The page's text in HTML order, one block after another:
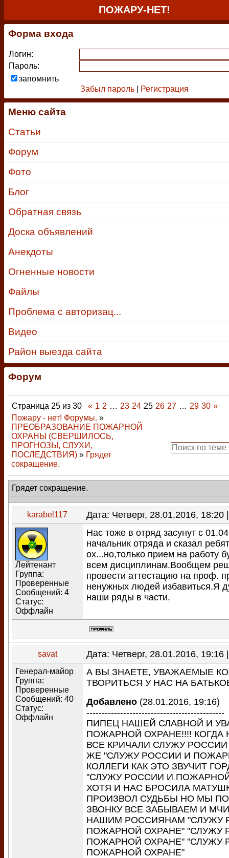
ПОЖАРУ-НЕТ!
Форма входа
Логин:
Пароль:
запомнить
Забыл пароль
Регистрация
Меню сайта
Статьи
Форум
Фото
Блог
Обратная связь
Доска объявлений
Анекдоты
Огненные новости
Файлы
Проблема с авторизац...
Видео
Район выезда сайта
Форум
Страница 25 из 30 « 1 2 … 23 24 25 26 27 … 29 30 »
Пожару - нет! Форумы. »
ПРЕОБРАЗОВАНИЕ ПОЖАРНОЙ
ОХРАНЫ (СВЕРШИЛОСЬ,
ПРОГНОЗЫ, СЛУХИ,
ПОСЛЕДСТВИЯ) » Грядет
сокращение.
Грядет сокращение.
karabel117 Дата: Четверг, 28.01.2016,
Лейтенант
Группа:
Проверенные
Сообщений: 4
Статус:
Оффлайн
Нас тоже в отряд засунут с
начальник отряда и сказал
ох...но,только прием на работу
всем дисциплинам.Вообщем
провести аттестацию на проф.
ненужных людей избавиться.Я
наши ряды в части.
savat Дата: Четверг, 28.01.2016,
Генерал-майор
Группа:
Проверенные
Сообщений: 40
Статус:
Оффлайн
А ВЫ ЗНАЕТЕ, УВАЖАЕМЫЕ
ТВОРИТЬСЯ У НАС НА
Добавлено (28.01.2016, 19:16)
---------------------------------------------
ПИПЕЦ НАШЕЙ СЛАВНОЙ И
ПОЖАРНОЙ ОХРАНЕ!!!! КОГДА
ВСЕ КРИЧАЛИ СЛУЖУ
ЖЕ "СЛУЖУ РОССИИ И
КОЛЛЕГИ КАК ЭТО ЗВУЧИТ
"СЛУЖУ РОССИИ И
ХОТЯ И НАС БРОСИЛА
ПРОИЗВОЛ СУДЬБЫ НО МЫ
ЗВОНКУ ВСЕ ЗАБЫВАЕМ И
НАШИМ РОССИЯНАМ "СЛУЖУ
ПОЖАРНОЙ ОХРАНЕ" "СЛУЖУ
ПОЖАРНОЙ ОХРАНЕ" "СЛУЖУ
ПОЖАРНОЙ ОХРАНЕ"